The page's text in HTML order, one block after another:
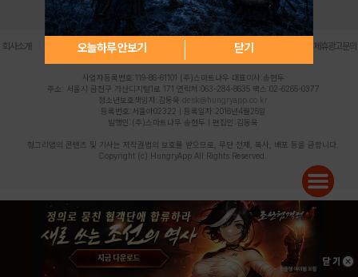
오늘하루 안보기 닫기
로그인 PC버전 전체앱
회사소개 | 개인정보 처리방침 불법촬영물 신고센터 제휴광고문의
사업자등록번호:119-86-61101 (주)스마트나우 대표이사:송현두
주소: 서울시 금천구 가산디지털1로 171 연락처:063-284-8635 팩스:02-6265-0377
청소년보호책임자:김동욱 desk@hungryapp.co.kr
등록번호:서울아02322 | 등록일자:2016년4월25일
발행인:(주)스마트나우 송현두 | 편집인:김동욱
헝그리앱의 콘텐츠 및 기사는 저작권법의 보호를 받으므로, 무단 전재, 복사, 배포 등을 금합니다.
Copyright (c) HungryApp All Rights Reserved.